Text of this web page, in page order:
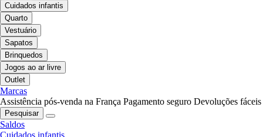
Cuidados infantis
Quarto
Vestuário
Sapatos
Brinquedos
Jogos ao ar livre
Outlet
Marcas
Assistência pós-venda na França Pagamento seguro Devoluções fáceis
Pesquisar
Saldos
Cuidados infantis